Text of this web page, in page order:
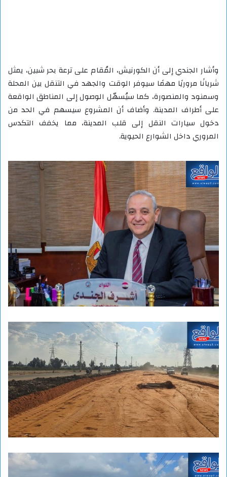
وأشار الجندي إلى أن الكورنيش، المُقام على ترعة بحر شبين، يمثل
شريانًا مروريًا مهمًا سيوفر الوقت والجهد في التنقل بين المحلة
وسمنود والمنصورة، كما سيُسهّل الوصول إلى المناطق الواقعة
على أطراف المدينة. وأضاف أن المشروع سيسهم في الحد من
دخول سيارات النقل إلى قلب المدينة، مما يخفف التكدس
المروري داخل الشوارع الحيوية.